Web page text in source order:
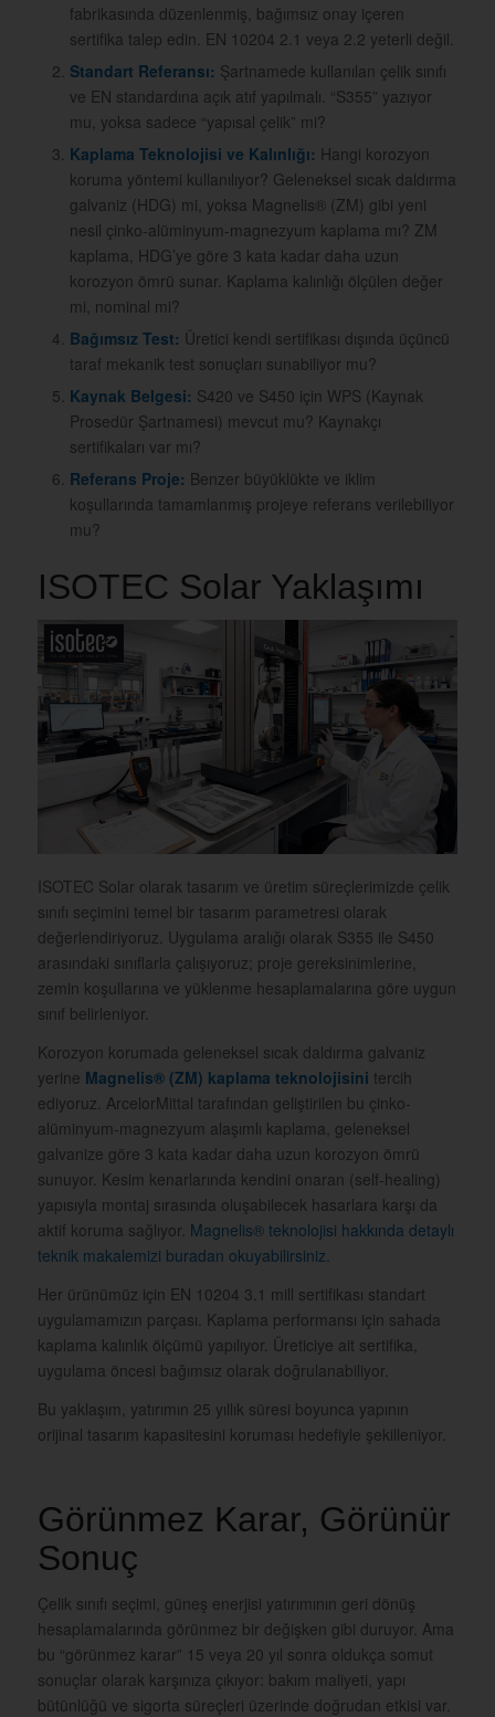
fabrikasında düzenlenmiş, bağımsız onay içeren
sertifika talep edin. EN 10204 2.1 veya 2.2 yeterli değil.
Standart Referansı: Şartnamede kullanılan çelik sınıfı
ve EN standardına açık atıf yapılmalı. “S355” yazıyor
mu, yoksa sadece “yapısal çelik” mi?
Kaplama Teknolojisi ve Kalınlığı: Hangi korozyon
koruma yöntemi kullanılıyor? Geleneksel sıcak daldırma
galvaniz (HDG) mi, yoksa Magnelis® (ZM) gibi yeni
nesil çinko-alüminyum-magnezyum kaplama mı? ZM
kaplama, HDG’ye göre 3 kata kadar daha uzun
korozyon ömrü sunar. Kaplama kalınlığı ölçülen değer
mi, nominal mi?
Bağımsız Test: Üretici kendi sertifikası dışında üçüncü
taraf mekanik test sonuçları sunabiliyor mu?
Kaynak Belgesi: S420 ve S450 için WPS (Kaynak
Prosedür Şartnamesi) mevcut mu? Kaynakçı
sertifikaları var mı?
Referans Proje: Benzer büyüklükte ve iklim
koşullarında tamamlanmış projeye referans verilebiliyor
mu?
ISOTEC Solar Yaklaşımı
ISOTEC Solar olarak tasarım ve üretim süreçlerimizde çelik
sınıfı seçimini temel bir tasarım parametresi olarak
değerlendiriyoruz. Uygulama aralığı olarak S355 ile S450
arasındaki sınıflarla çalışıyoruz; proje gereksinimlerine,
zemin koşullarına ve yüklenme hesaplamalarına göre uygun
sınıf belirleniyor.
Korozyon korumada geleneksel sıcak daldırma galvaniz
yerine Magnelis® (ZM) kaplama teknolojisini tercih
ediyoruz. ArcelorMittal tarafından geliştirilen bu çinko-
alüminyum-magnezyum alaşımlı kaplama, geleneksel
galvanize göre 3 kata kadar daha uzun korozyon ömrü
sunuyor. Kesim kenarlarında kendini onaran (self-healing)
yapısıyla montaj sırasında oluşabilecek hasarlara karşı da
aktif koruma sağlıyor. Magnelis® teknolojisi hakkında detaylı
teknik makalemizi buradan okuyabilirsiniz.
Her ürünümüz için EN 10204 3.1 mill sertifikası standart
uygulamamızın parçası. Kaplama performansı için sahada
kaplama kalınlık ölçümü yapılıyor. Üreticiye ait sertifika,
uygulama öncesi bağımsız olarak doğrulanabiliyor.
Bu yaklaşım, yatırımın 25 yıllık süresi boyunca yapının
orijinal tasarım kapasitesini koruması hedefiyle şekilleniyor.
Görünmez Karar, Görünür
Sonuç
Çelik sınıfı seçimi, güneş enerjisi yatırımının geri dönüş
hesaplamalarında görünmez bir değişken gibi duruyor. Ama
bu “görünmez karar” 15 veya 20 yıl sonra oldukça somut
sonuçlar olarak karşınıza çıkıyor: bakım maliyeti, yapı
bütünlüğü ve sigorta süreçleri üzerinde doğrudan etkisi var.